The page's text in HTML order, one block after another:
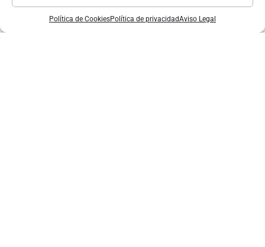
Política de CookiesPolítica de privacidadAviso Legal
Contactar